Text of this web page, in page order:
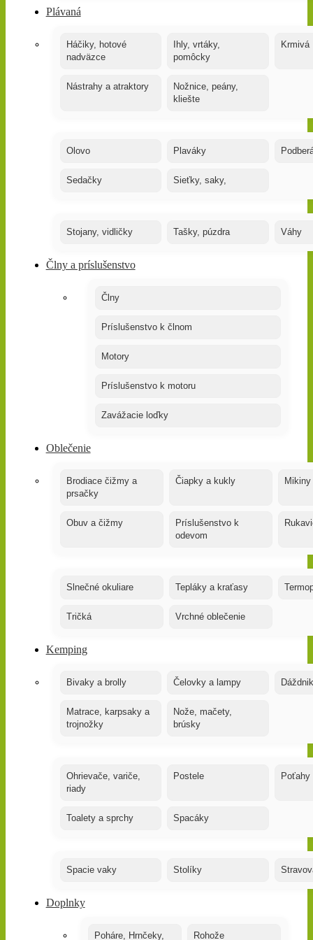
Plávaná
Háčiky, hotové
nadväzce
Ihly, vrtáky,
pomôcky
Krmivá
Nástrahy a atraktory
Nožnice, peány,
kliešte
Olovo Plaváky
Sedačky Sieťky, saky,
Stojany, vidličky Tašky, púzdra Váhy
Člny a príslušenstvo
Člny
Príslušenstvo k člnom
Motory
Príslušenstvo k motoru
Zavážacie loďky
Oblečenie
Brodiace čižmy a
prsačky
Čiapky a kukly Mikiny
Obuv a čižmy
Príslušenstvo k
odevom
Slnečné okuliare Tepláky a kraťasy
Tričká Vrchné oblečenie
Kemping
Bivaky a brolly Čelovky a lampy
Matrace, karpsaky a
trojnožky
Nože, mačety,
brúsky
Ohrievače, variče,
riady
Postele Poťahy
Toalety a sprchy Spacáky
Spacie vaky Stolíky
Doplnky
Poháre, Hrnčeky,
Rohože